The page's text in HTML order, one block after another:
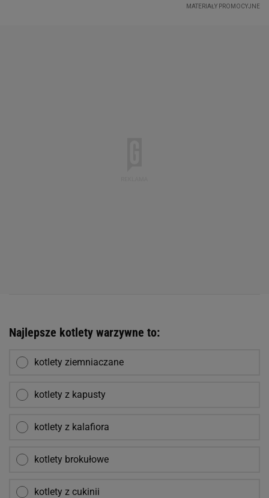
Najlepsze kotlety warzywne to:
kotlety ziemniaczane
kotlety z kapusty
kotlety z kalafiora
kotlety brokułowe
kotlety z cukinii